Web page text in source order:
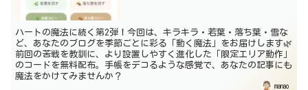
ハートの魔法に続く第2弾！今回は、キラキラ・若葉・落ち葉・雪な
ど、あなたのブログを季節ごとに彩る「動く魔法」をお届けします🌿
前回の苦戦を教訓に、より設置しやすく進化した「限定エリア動作」
のコードを無料配布。手帳をデコるような感覚で、あなたの記事にも
魔法をかけてみませんか？
manao